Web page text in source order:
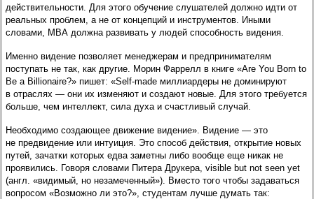
действительности. Для этого обучение слушателей должно идти от
реальных проблем, а не от концепций и инструментов. Иными
словами, МВА должна развивать у людей способность видения.
Именно видение позволяет менеджерам и предпринимателям
поступать не так, как другие. Морин Фаррелл в книге «Are You Born to
Be a Billionaire?» пишет: «Self-made миллиардеры не доминируют
в отраслях — они их изменяют и создают новые. Для этого требуется
больше, чем интеллект, сила духа и счастливый случай.
Необходимо создающее движение видение». Видение — это
не предвидение или интуиция. Это способ действия, открытие новых
путей, зачатки которых едва заметны либо вообще еще никак не
проявились. Говоря словами Питера Друкера, visible but not seen yet
(англ. «видимый, но незамеченный»). Вместо того чтобы задаваться
вопросом «Возможно ли это?», студентам лучше думать так: